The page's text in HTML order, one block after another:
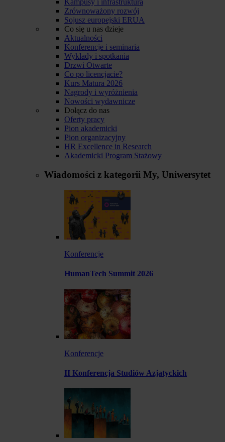
Zrównoważony rozwój
Sojusz europejski ERUA
Co się u nas dzieje
Aktualności
Konferencje i seminaria
Wykłady i spotkania
Drzwi Otwarte
Co po licencjacie?
Kurs Matura 2026
Nagrody i wyróżnienia
Nowości wydawnicze
Dołącz do nas
Oferty pracy
Pion akademicki
Pion organizacyjny
HR Excellence in Research
Akademicki Program Stażowy
Wiadomości z kategorii My, Uniwersytet
Konferencje
HumanTech Summit 2026
Konferencje
II Konferencja Studiów Azjatyckich